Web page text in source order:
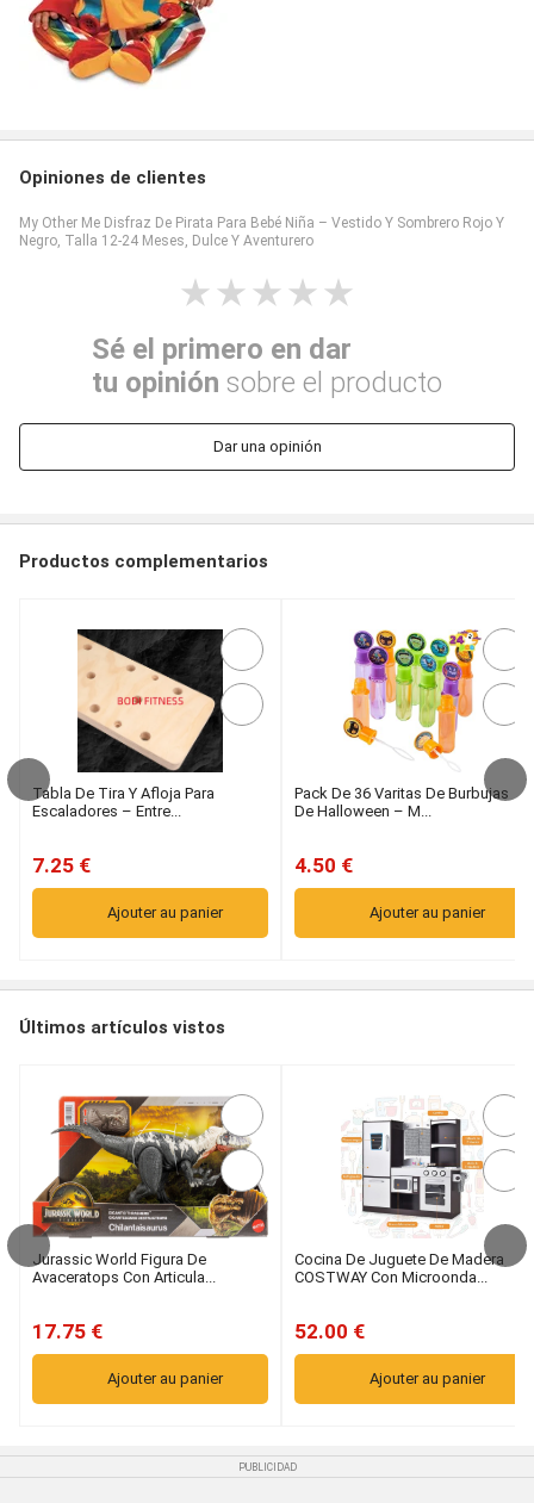
Opiniones de clientes
My Other Me Disfraz De Pirata Para Bebé Niña – Vestido Y Sombrero Rojo Y
Negro, Talla 12-24 Meses, Dulce Y Aventurero
Sé el primero en dar
tu opinión sobre el producto
Dar una opinión
Productos complementarios
Tabla De Tira Y Afloja Para
Escaladores – Entre...
7.25 €
Ajouter au panier
Pack De 36 Varitas De Burbujas
De Halloween – M...
4.50 €
Ajouter au panier
Últimos artículos vistos
Jurassic World Figura De
Avaceratops Con Articula...
17.75 €
Ajouter au panier
Cocina De Juguete De Madera
COSTWAY Con Microonda...
52.00 €
Ajouter au panier
PUBLICIDAD